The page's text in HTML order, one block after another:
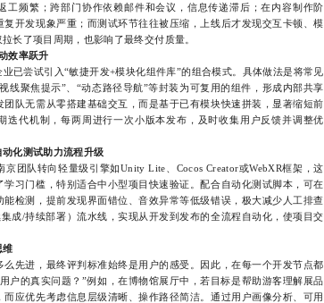
工频繁；跨部门协作依赖邮件和会议，信息传递滞后；在内容制作阶
开发现象严重；而测试环节往往被压缩，上线后才发现交互卡顿、模
长了项目周期，也影响了最终交付质量。
效率跃升
尝试引入“敏捷开发+模块化组件库”的组合模式。具体做法是将常见
线聚焦提示”、“动态路径导航”等封装为可复用的组件，形成内部共享
团队无需从零搭建基础交互，而是基于已有模块快速拼装，显著缩短前
迭代机制，每两周进行一次小版本发布，及时收集用户反馈并调整优
化测试助力流程升级
队转向轻量级引擎如Unity Lite、Cocos Creator或WebXR框架，这
习门槛，特别适合中小型项目快速验证。配合自动化测试脚本，可在
检测，提前发现界面错位、音效异常等低级错误，极大减少人工排查
成/持续部署）流水线，实现从开发到发布的全流程自动化，使项目交
维
进，最终评判标准始终是用户的感受。因此，在每一个开发节点都
户的真实问题？”例如，在博物馆展厅中，若目标是帮助游客理解展品
应优先考虑信息层级清晰、操作路径简洁。通过用户画像分析、可用